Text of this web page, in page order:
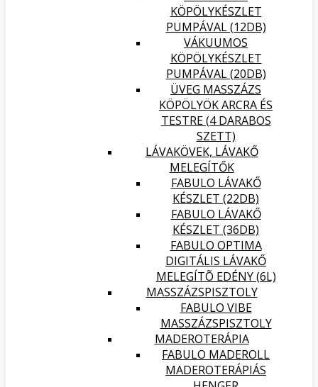
KÖPÖLYKÉSZLET
PUMPÁVAL (12DB)
VÁKUUMOS
KÖPÖLYKÉSZLET
PUMPÁVAL (20DB)
ÜVEG MASSZÁZS
KÖPÖLYÖK ARCRA ÉS
TESTRE (4 DARABOS
SZETT)
LÁVAKÖVEK, LÁVAKŐ
MELEGÍTŐK
FABULO LÁVAKŐ
KÉSZLET (22DB)
FABULO LÁVAKŐ
KÉSZLET (36DB)
FABULO OPTIMA
DIGITÁLIS LÁVAKŐ
MELEGÍTÕ EDÉNY (6L)
MASSZÁZSPISZTOLY
FABULO VIBE
MASSZÁZSPISZTOLY
MADEROTERÁPIA
FABULO MADEROLL
MADEROTERÁPIÁS